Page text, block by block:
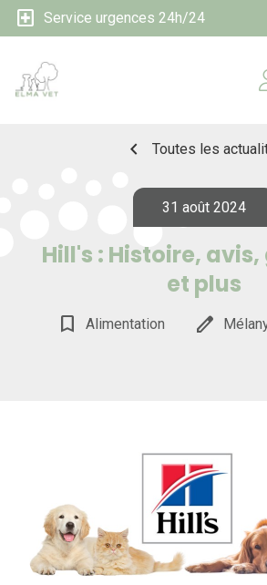
local_hospital Service urgences 24h/24
chevron_left Toutes les
31 août 2024
Hill's : Histoire,
et plus
bookmark_border Alimentation edit